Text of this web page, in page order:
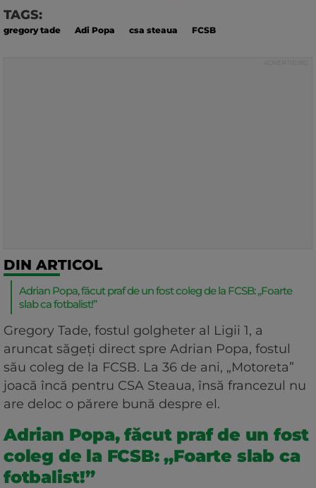
TAGS:
gregory tade Adi Popa csa steaua FCSB
DIN ARTICOL
Adrian Popa, făcut praf de un fost coleg de la FCSB: „Foarte
slab ca fotbalist!”
Gregory Tade, fostul golgheter al Ligii 1, a
aruncat săgeți direct spre Adrian Popa, fostul
său coleg de la FCSB. La 36 de ani, „Motoreta”
joacă încă pentru CSA Steaua, însă francezul nu
are deloc o părere bună despre el.
Adrian Popa, făcut praf de un fost
coleg de la FCSB: „Foarte slab ca
fotbalist!”